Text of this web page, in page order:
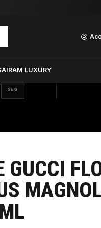
LUXURY
Guardia
30
SEG
GUCCI